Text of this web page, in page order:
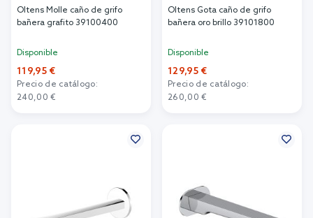
Oltens Molle caño de grifo
bañera grafito 39100400
Disponible
119,95 €
Precio de catálogo:
240,00 €
Oltens Gota caño de grifo
bañera oro brillo 39101800
Disponible
129,95 €
Precio de catálogo:
260,00 €